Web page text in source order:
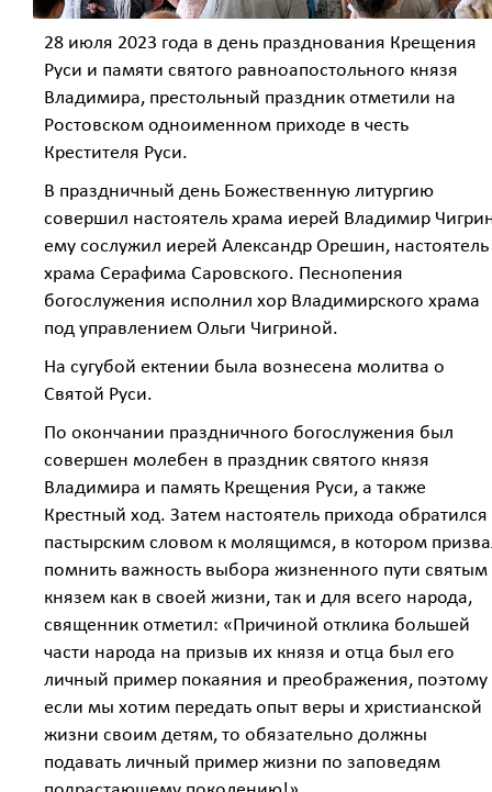
28 июля 2023 года в день празднования Крещения
Руси и памяти святого равноапостольного князя
Владимира, престольный праздник отметили на
Ростовском одноименном приходе в честь
Крестителя Руси.
В праздничный день Божественную литургию
совершил настоятель храма иерей Владимир
ему сослужил иерей Александр Орешин, настоятель
храма Серафима Саровского. Песнопения
богослужения исполнил хор Владимирского храма
под управлением Ольги Чигриной.
На сугубой ектении была вознесена молитва о
Святой Руси.
По окончании праздничного богослужения был
совершен молебен в праздник святого князя
Владимира и память Крещения Руси, а также
Крестный ход. Затем настоятель прихода обратился
пастырским словом к молящимся, в котором
помнить важность выбора жизненного пути святым
князем как в своей жизни, так и для всего народа,
священник отметил: «Причиной отклика большей
части народа на призыв их князя и отца был его
личный пример покаяния и преображения, поэтому
если мы хотим передать опыт веры и христианской
жизни своим детям, то обязательно должны
подавать личный пример жизни по заповедям